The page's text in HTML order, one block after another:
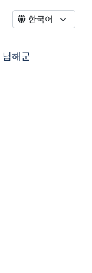
남해군